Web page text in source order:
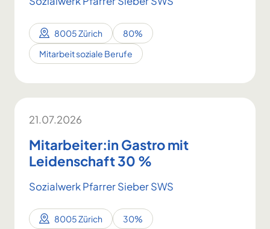
8005 Zürich
80%
Mitarbeit soziale Berufe
21.07.2026
Mitarbeiter:in Gastro mit
Leidenschaft 30 %
Sozialwerk Pfarrer Sieber SWS
8005 Zürich
30%